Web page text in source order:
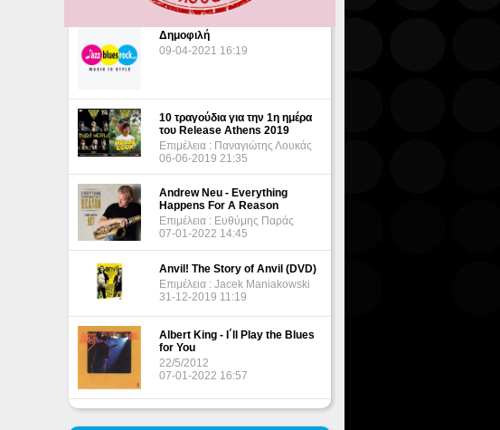
Δημοφιλή
09-04-2021 16:19
10 τραγούδια για την 1η ημέρα
του Release Athens 2019
Επιμέλεια : Παναγιώτης Λουκάς
06-06-2019 21:35
Andrew Neu - Everything
Happens For A Reason
Επιμέλεια : Ευθύμης Παράς
07-01-2022 14:45
Anvil! The Story of Anvil (DVD)
Επιμέλεια : Jacek Maniakowski
31-12-2019 11:19
Albert King - I΄ll Play the Blues
for You
22/5/2012
07-01-2022 16:57